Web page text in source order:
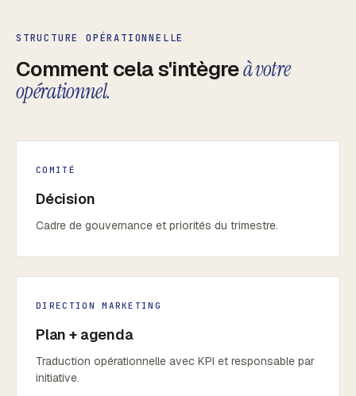
STRUCTURE OPÉRATIONNELLE
Comment cela s'intègreà votre
opérationnel.
COMITÉ
Décision
Cadre de gouvernance et priorités du trimestre.
DIRECTION MARKETING
Plan + agenda
Traduction opérationnelle avec KPI et responsable par
initiative.